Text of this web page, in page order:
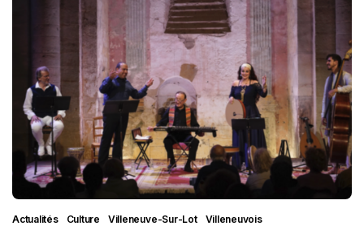
Actualités Culture Villeneuve-Sur-Lot Villeneuvois